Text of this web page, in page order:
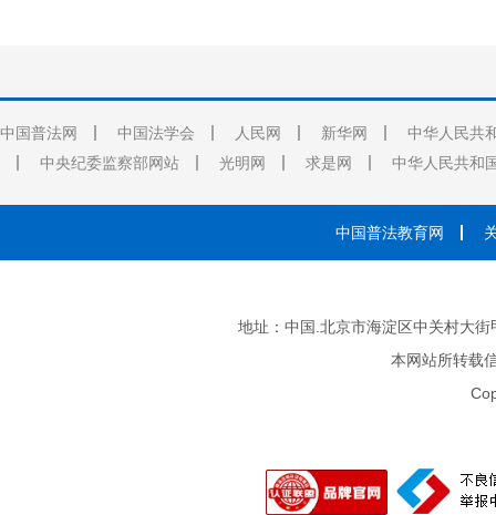
中国普法网 中国法学会 人民网 新华网
中华人民共
中央纪委监察部网站
光明网 求是网 中华人民共和
中国普法教育网
地址：中国.北京市海淀区中关村大
本网站所转载